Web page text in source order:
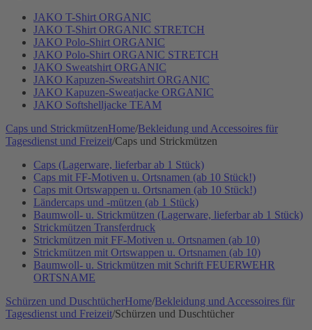
JAKO T-Shirt ORGANIC
JAKO T-Shirt ORGANIC STRETCH
JAKO Polo-Shirt ORGANIC
JAKO Polo-Shirt ORGANIC STRETCH
JAKO Sweatshirt ORGANIC
JAKO Kapuzen-Sweatshirt ORGANIC
JAKO Kapuzen-Sweatjacke ORGANIC
JAKO Softshelljacke TEAM
Caps und StrickmützenHome/Bekleidung und Accessoires für
Tagesdienst und Freizeit/Caps und Strickmützen
Caps (Lagerware, lieferbar ab 1 Stück)
Caps mit FF-Motiven u. Ortsnamen (ab 10 Stück!)
Caps mit Ortswappen u. Ortsnamen (ab 10 Stück!)
Ländercaps und -mützen (ab 1 Stück)
Baumwoll- u. Strickmützen (Lagerware, lieferbar ab 1 Stück)
Strickmützen Transferdruck
Strickmützen mit FF-Motiven u. Ortsnamen (ab 10)
Strickmützen mit Ortswappen u. Ortsnamen (ab 10)
Baumwoll- u. Strickmützen mit Schrift FEUERWEHR
ORTSNAME
Schürzen und DuschtücherHome/Bekleidung und Accessoires für
Tagesdienst und Freizeit/Schürzen und Duschtücher